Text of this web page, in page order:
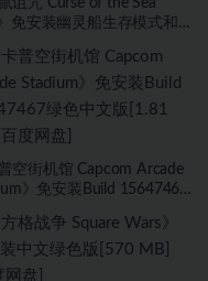
鼠诅咒 Curse of the Sea
免安装幽灵船生存模式和
度网盘]
普空街机馆 Capcom Arcade
》免安装Build 15647467